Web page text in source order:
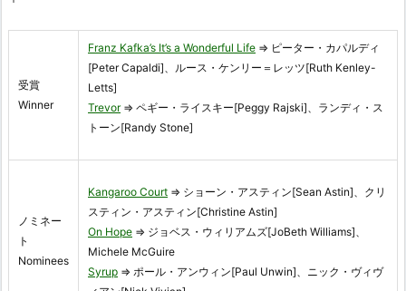
受賞
Winner
Franz Kafka’s It’s a Wonderful Life ⇒ ピーター・カパルディ
[Peter Capaldi]、ルース・ケンリー＝レッツ[Ruth Kenley-
Letts]
Trevor⇒ ペギー・ライスキー[Peggy Rajski]、ランディ・ス
トーン[Randy Stone]
ノミネー
ト
Nominees
Kangaroo Court ⇒ ショーン・アスティン[Sean Astin]、クリ
スティン・アスティン[Christine Astin]
On Hope ⇒ ジョベス・ウィリアムズ[JoBeth Williams]、
Michele McGuire
Syrup ⇒ ポール・アンウィン[Paul Unwin]、ニック・ヴィヴ